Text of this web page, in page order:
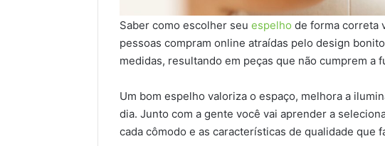
Saber como escolher seu espelho de forma correta
pessoas compram online atraídas pelo design
medidas, resultando em peças que não cumprem a
Um bom espelho valoriza o espaço, melhora a
dia. Junto com a gente você vai aprender a
cada cômodo e as características de qualidade que